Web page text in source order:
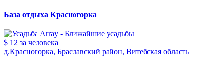
База отдыха Красногорка
$ 12 за человека
д.Красногорка, Браславский район, Витебская область